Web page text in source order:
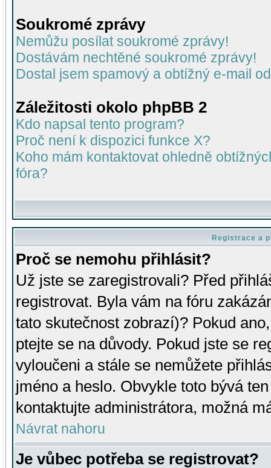
Soukromé zprávy
Nemůžu posílat soukromé zprávy!
Dostávám nechtěné soukromé zprávy!
Dostal jsem spamový a obtížný e-mail
Záležitosti okolo phpBB 2
Kdo napsal tento program?
Proč není k dispozici funkce X?
Koho mám kontaktovat ohledně
fóra?
Registrace a
Proč se nemohu přihlásit?
Už jste se zaregistrovali? Před
registrovat. Byla vám na fóru
tato skutečnost zobrazí)? Pokud
ptejte se na důvody. Pokud jste se
vyloučeni a stále se nemůžete
jméno a heslo. Obvykle toto bývá
kontaktujte administrátora, možná
Návrat nahoru
Je vůbec potřeba se registrovat?